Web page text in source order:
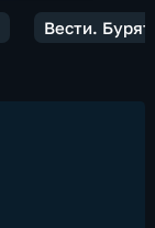
Вести.